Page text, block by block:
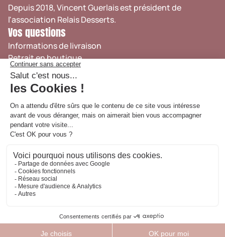
Depuis 2018, Vincent Guerlais est président de
l'association Relais Desserts.
Vos questions
Informations de livraison
Retrait en boutique
Suivi de commande
Nous contacter
FAQ
CGV
Côté Pros
Espace Professionnels
Recrutement
Mentions légales
Politique de confidentialité
© Vincent Guerlais 2024